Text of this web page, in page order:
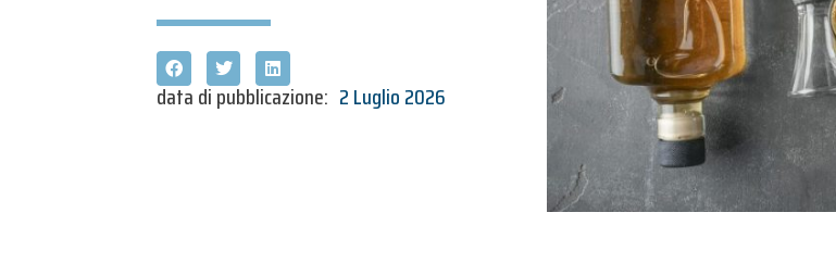
data di pubblicazione: 2 Luglio 2026